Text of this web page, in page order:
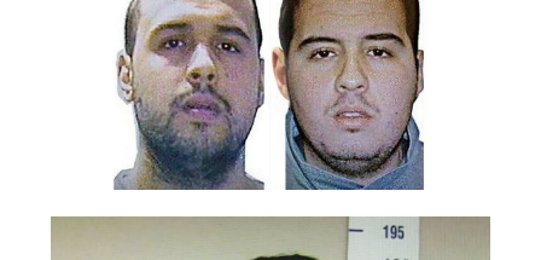
13
novembre »